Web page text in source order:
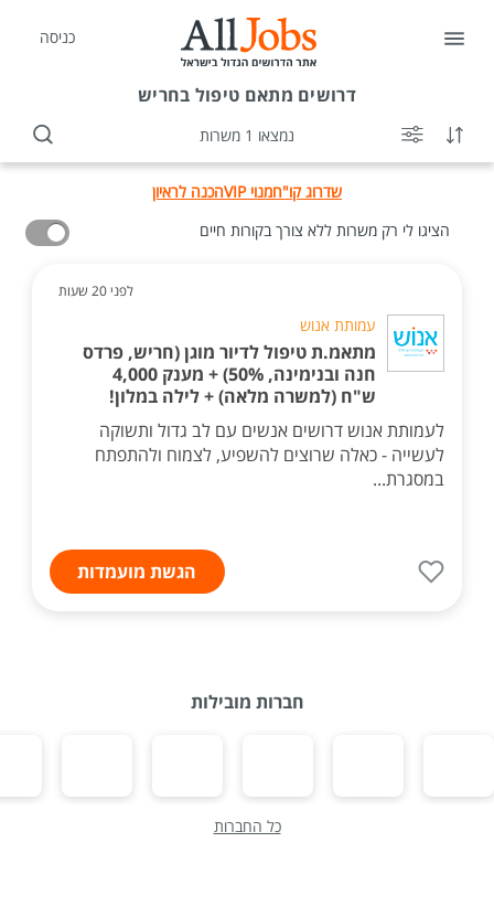
כניסה
דרושים מתאם טיפול בחריש
נמצאו 1 משרות
שדרוג קו"חמנוי VIP
הכנה לראיון
הציגו לי רק משרות ללא צורך בקורות חיים
לפני 20 שעות
עמותת אנוש
מתאמ.ת טיפול לדיור מוגן (חריש, פרדס
חנה ובנימינה, 50%) + מענק 4,000
ש"ח (למשרה מלאה) + לילה במלון!
לעמותת אנוש דרושים אנשים עם לב גדול ותשוקה
לעשייה - כאלה שרוצים להשפיע, לצמוח ולהתפתח
במסגרת...
הגשת מועמדות
חברות מובילות
כל החברות